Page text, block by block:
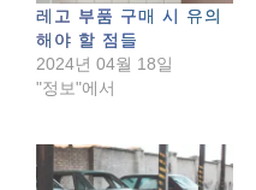
레고 부품 구매 시 유의
해야 할 점들
2024년 04월 18일
"정보"에서